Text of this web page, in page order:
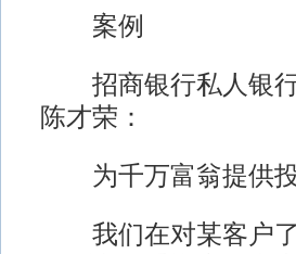
案例
招商银行私人银行
陈才荣：
为千万富翁提供投
我们在对某客户了